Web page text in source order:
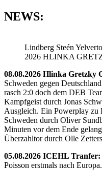
NEWS:
Lindberg Steén
2026 HLINKA
08.08.2026 Hlinka Gretzky
Schweden gegen
rasch 2:0 doch dem DEB
Kampfgeist durch Jonas
Ausgleich. Ein Powerplay zu
Schweden durch Oliver
Minuten vor dem Ende
Überzahltor durch Olle
05.08.2026 ICEHL Tranfer:
Poisson erstmals nach